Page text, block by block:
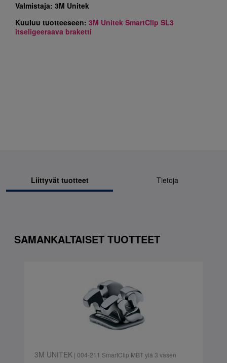
Valmistaja: 3M Unitek
Kuuluu tuotteeseen: 3M Unitek SmartClip SL3
itseligeeraava braketti
Liittyvät tuotteet Tietoja
SAMANKALTAISET TUOTTEET
3M UNITEK| 004-211 SmartClip MBT ylä 3 vasen